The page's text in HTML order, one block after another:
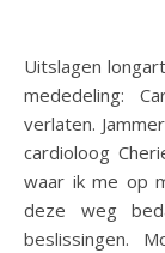
Uitslagen longarts en vaatchirurg. Ff een korte belangrijke
mededeling:
verlaten.
cardioloog
waar ik me op
deze weg
beslissingen.